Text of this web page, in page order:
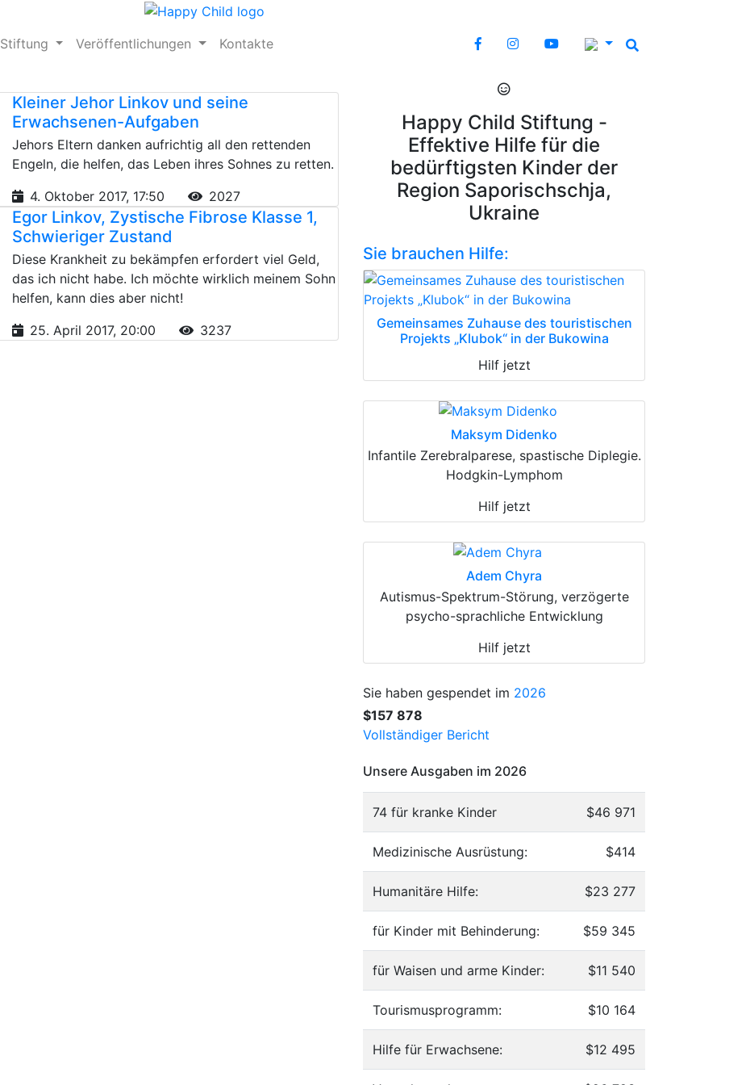
Stiftung Veröffentlichungen Kontakte
Kleiner Jehor Linkov und seine
Erwachsenen-Aufgaben
Jehors Eltern danken aufrichtig all den rettenden
Engeln, die helfen, das Leben ihres Sohnes zu retten.
4. Oktober 2017, 17:50
2027
Egor Linkov, Zystische Fibrose Klasse 1,
Schwieriger Zustand
Diese Krankheit zu bekämpfen erfordert viel Geld,
das ich nicht habe. Ich möchte wirklich meinem Sohn
helfen, kann dies aber nicht!
25. April 2017, 20:00
3237
Happy Child Stiftung -
Effektive Hilfe für die
bedürftigsten Kinder der
Region Saporischschja,
Ukraine
Sie brauchen Hilfe:
Gemeinsames Zuhause des touristischen
Projekts „Klubok“ in der Bukowina
Hilf jetzt
Maksym Didenko
Infantile Zerebralparese, spastische Diplegie.
Hodgkin-Lymphom
Hilf jetzt
Adem Chyra
Autismus-Spektrum-Störung, verzögerte
psycho-sprachliche Entwicklung
Hilf jetzt
Sie haben gespendet im 2026
$157 878
Vollständiger Bericht
Unsere Ausgaben im 2026
74 für kranke Kinder $46 971
Medizinische Ausrüstung: $414
Humanitäre Hilfe: $23 277
für Kinder mit Behinderung: $59 345
für Waisen und arme Kinder: $11 540
Tourismusprogramm: $10 164
Hilfe für Erwachsene: $12 495